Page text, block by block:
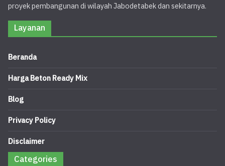
proyek pembangunan di wilayah Jabodetabek dan sekitarnya.
Layanan
Beranda
Harga Beton Ready Mix
Blog
Privacy Policy
Disclaimer
Categories